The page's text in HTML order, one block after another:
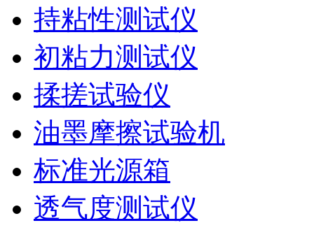
持粘性测试仪
初粘力测试仪
揉搓试验仪
油墨摩擦试验机
标准光源箱
透气度测试仪